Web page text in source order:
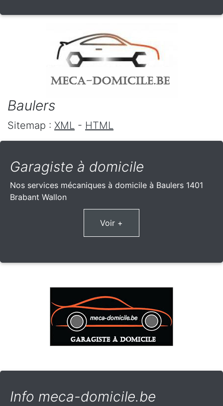
Baulers
Sitemap : XML - HTML
Garagiste à domicile
Nos services mécaniques à domicile à Baulers 1401
Brabant Wallon
Voir +
Info meca-domicile.be